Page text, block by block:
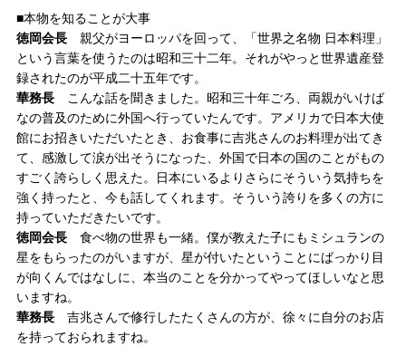
■本物を知ることが大事
徳岡会長親父がヨーロッパを回って、「世界之名物 日本料理」
という言葉を使うたのは昭和三十二年。それがやっと世界遺産登
録されたのが平成二十五年です。
華務長こんな話を聞きました。昭和三十年ごろ、両親がいけば
なの普及のために外国へ行っていたんです。アメリカで日本大使
館にお招きいただいたとき、お食事に吉兆さんのお料理が出てき
て、感激して涙が出そうになった、外国で日本の国のことがもの
すごく誇らしく思えた。日本にいるよりさらにそういう気持ちを
強く持ったと、今も話してくれます。そういう誇りを多くの方に
持っていただきたいです。
徳岡会長食べ物の世界も一緒。僕が教えた子にもミシュランの
星をもらったのがいますが、星が付いたということにばっかり目
が向くんではなしに、本当のことを分かってやってほしいなと思
いますね。
華務長吉兆さんで修行したたくさんの方が、徐々に自分のお店
を持っておられますね。